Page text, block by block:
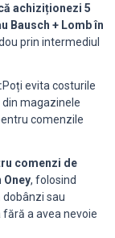
achiziționezi 5
Bausch + Lomb în
prin intermediul
Poți evita costurile
magazinele
comenzile
comenzi de
Oney, folosind
sau
a avea nevoie